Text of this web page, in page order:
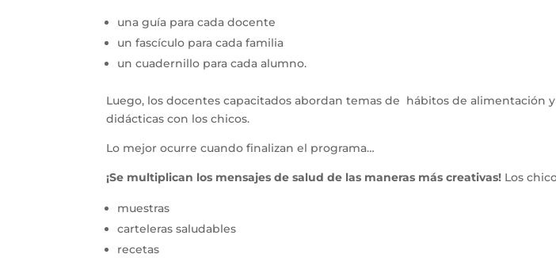
una guía para cada docente
un fascículo para cada familia
un cuadernillo para cada alumno.
Luego, los docentes capacitados abordan temas de  hábitos de alimentación
didácticas con los chicos.
Lo mejor ocurre cuando finalizan el programa…
¡Se multiplican los mensajes de salud de las maneras más creativas! Los
muestras
carteleras saludables
recetas